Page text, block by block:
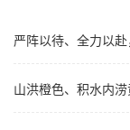
严阵以待、全力以
山洪橙色、积水内涝